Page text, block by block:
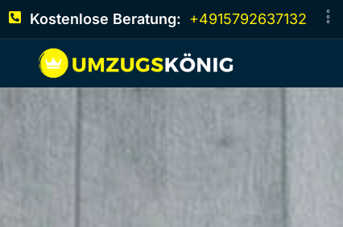
Kostenlose Beratung: +4915792637132